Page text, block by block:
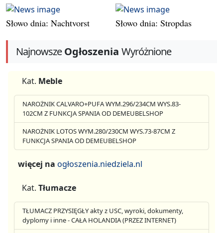
Słowo dnia: Nachtvorst Słowo dnia: Stropdas
NajnowszeOgłoszenia Wyróżnione
Kat. Meble
NAROŻNIK CALVARO+PUFA WYM.296/234CM WYS.83-
102CM Z FUNKCJA SPANIA OD DEMEUBELSHOP
NAROŻNIK LOTOS WYM.280/230CM WYS.73-87CM Z
FUNKCJA SPANIA OD DEMEUBELSHOP
więcej na ogłoszenia.niedziela.nl
Kat. Tłumacze
TŁUMACZ PRZYSIĘGŁY akty z USC, wyroki, dokumenty,
dyplomy i inne - CAŁA HOLANDIA (PRZEZ INTERNET)